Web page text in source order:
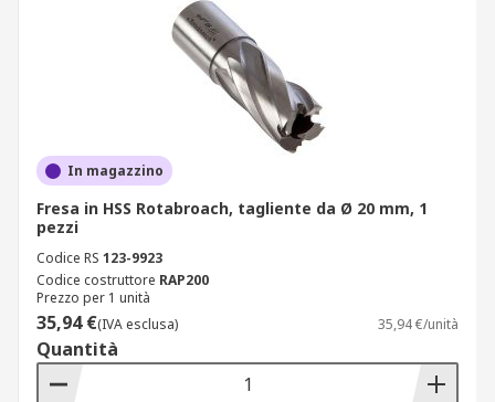
In magazzino
Fresa in HSS Rotabroach, tagliente da Ø 20 mm, 1
pezzi
Codice RS 123-9923
Codice costruttore RAP200
Prezzo per 1 unità
35,94 €(IVA esclusa) 35,94 €/unità
Quantità